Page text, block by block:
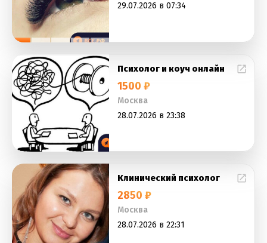
29.07.2026 в 07:34
Психолог и коуч онлайн
1500 ₽
Москва
28.07.2026 в 23:38
Клинический психолог
2850 ₽
Москва
28.07.2026 в 22:31